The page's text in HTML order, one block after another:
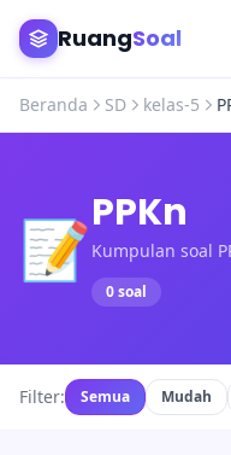
RuangSoal
Beranda SD kelas-5
📝PPKn
Kumpulan soal
0 soal
Filter: Semua Mudah